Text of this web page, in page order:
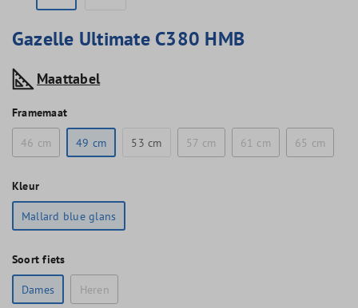
Gazelle Ultimate C380 HMB
Maattabel
Framemaat
46 cm
49 cm 53 cm 57 cm 61 cm 65 cm
Kleur
Mallard blue glans
Soort fiets
Dames
Heren